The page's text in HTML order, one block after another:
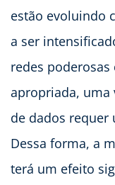
estão evoluindo
a ser
redes
apropriada, uma
de dados requer
Dessa forma, a
terá um efeito